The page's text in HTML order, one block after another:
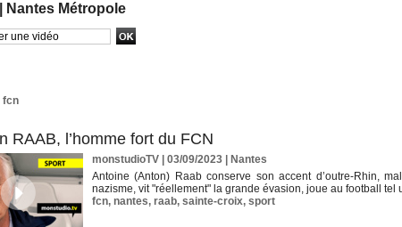
Nantes Métropole
fcn
RAAB, l’homme fort du FCN
monstudioTV | 03/09/2023
Nantes
Antoine (Anton) Raab conserve son accent d’outre-Rhin,
nazisme, vit "réellement" la grande évasion, joue au football
fcn, nantes, raab, sainte-croix, sport